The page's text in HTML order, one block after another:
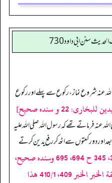
سنن ابي داود 730
عنہ شروع نماز، رکوع سے پہلے اور رکوع
22 و سندہ صحیح]
عنہ فرماتے تھے کہ رسول اللہ صلی اللہ علیہ
دو رکعتوں سے اٹھ کر رفع یدین کرتے
[صحيح ابن خزيمه ج 1ص 344، 345 ح 694، 695 وسنده صحيح،
وقال الحافظ ابن حجر فى كتابه موافقة الخبر الخبر 409، 410/1 هذا